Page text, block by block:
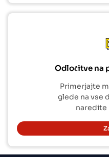
Odločitve na
Primerjajte
glede na vse
naredite